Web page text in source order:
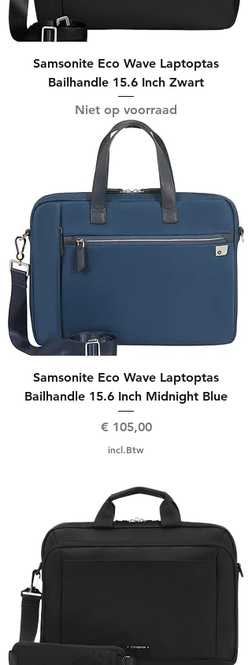
Samsonite Eco Wave Laptoptas
Bailhandle 15.6 Inch Zwart
Niet op voorraad
Samsonite Eco Wave Laptoptas
Bailhandle 15.6 Inch Midnight Blue
Prijs
€ 105,00
incl.Btw